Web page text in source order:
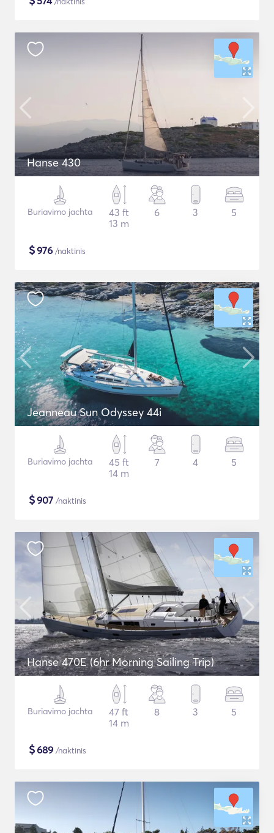
Hanse 430
Buriavimo jachta
43 ft
13 m
6 3 5
$976 /naktinis
Jeanneau Sun Odyssey 44i
Buriavimo jachta
45 ft
14 m
7 4 5
$907 /naktinis
Hanse 470E (6hr Morning Sailing Trip)
Buriavimo jachta
47 ft
14 m
8 3 5
$689 /naktinis